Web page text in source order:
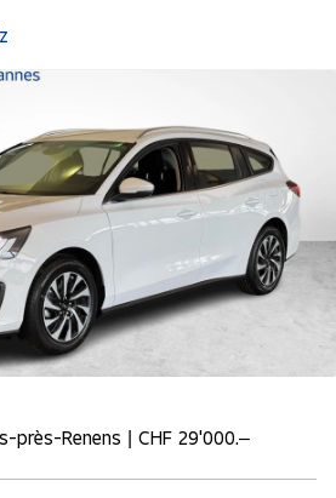
près-Renens | CHF 29'000.–